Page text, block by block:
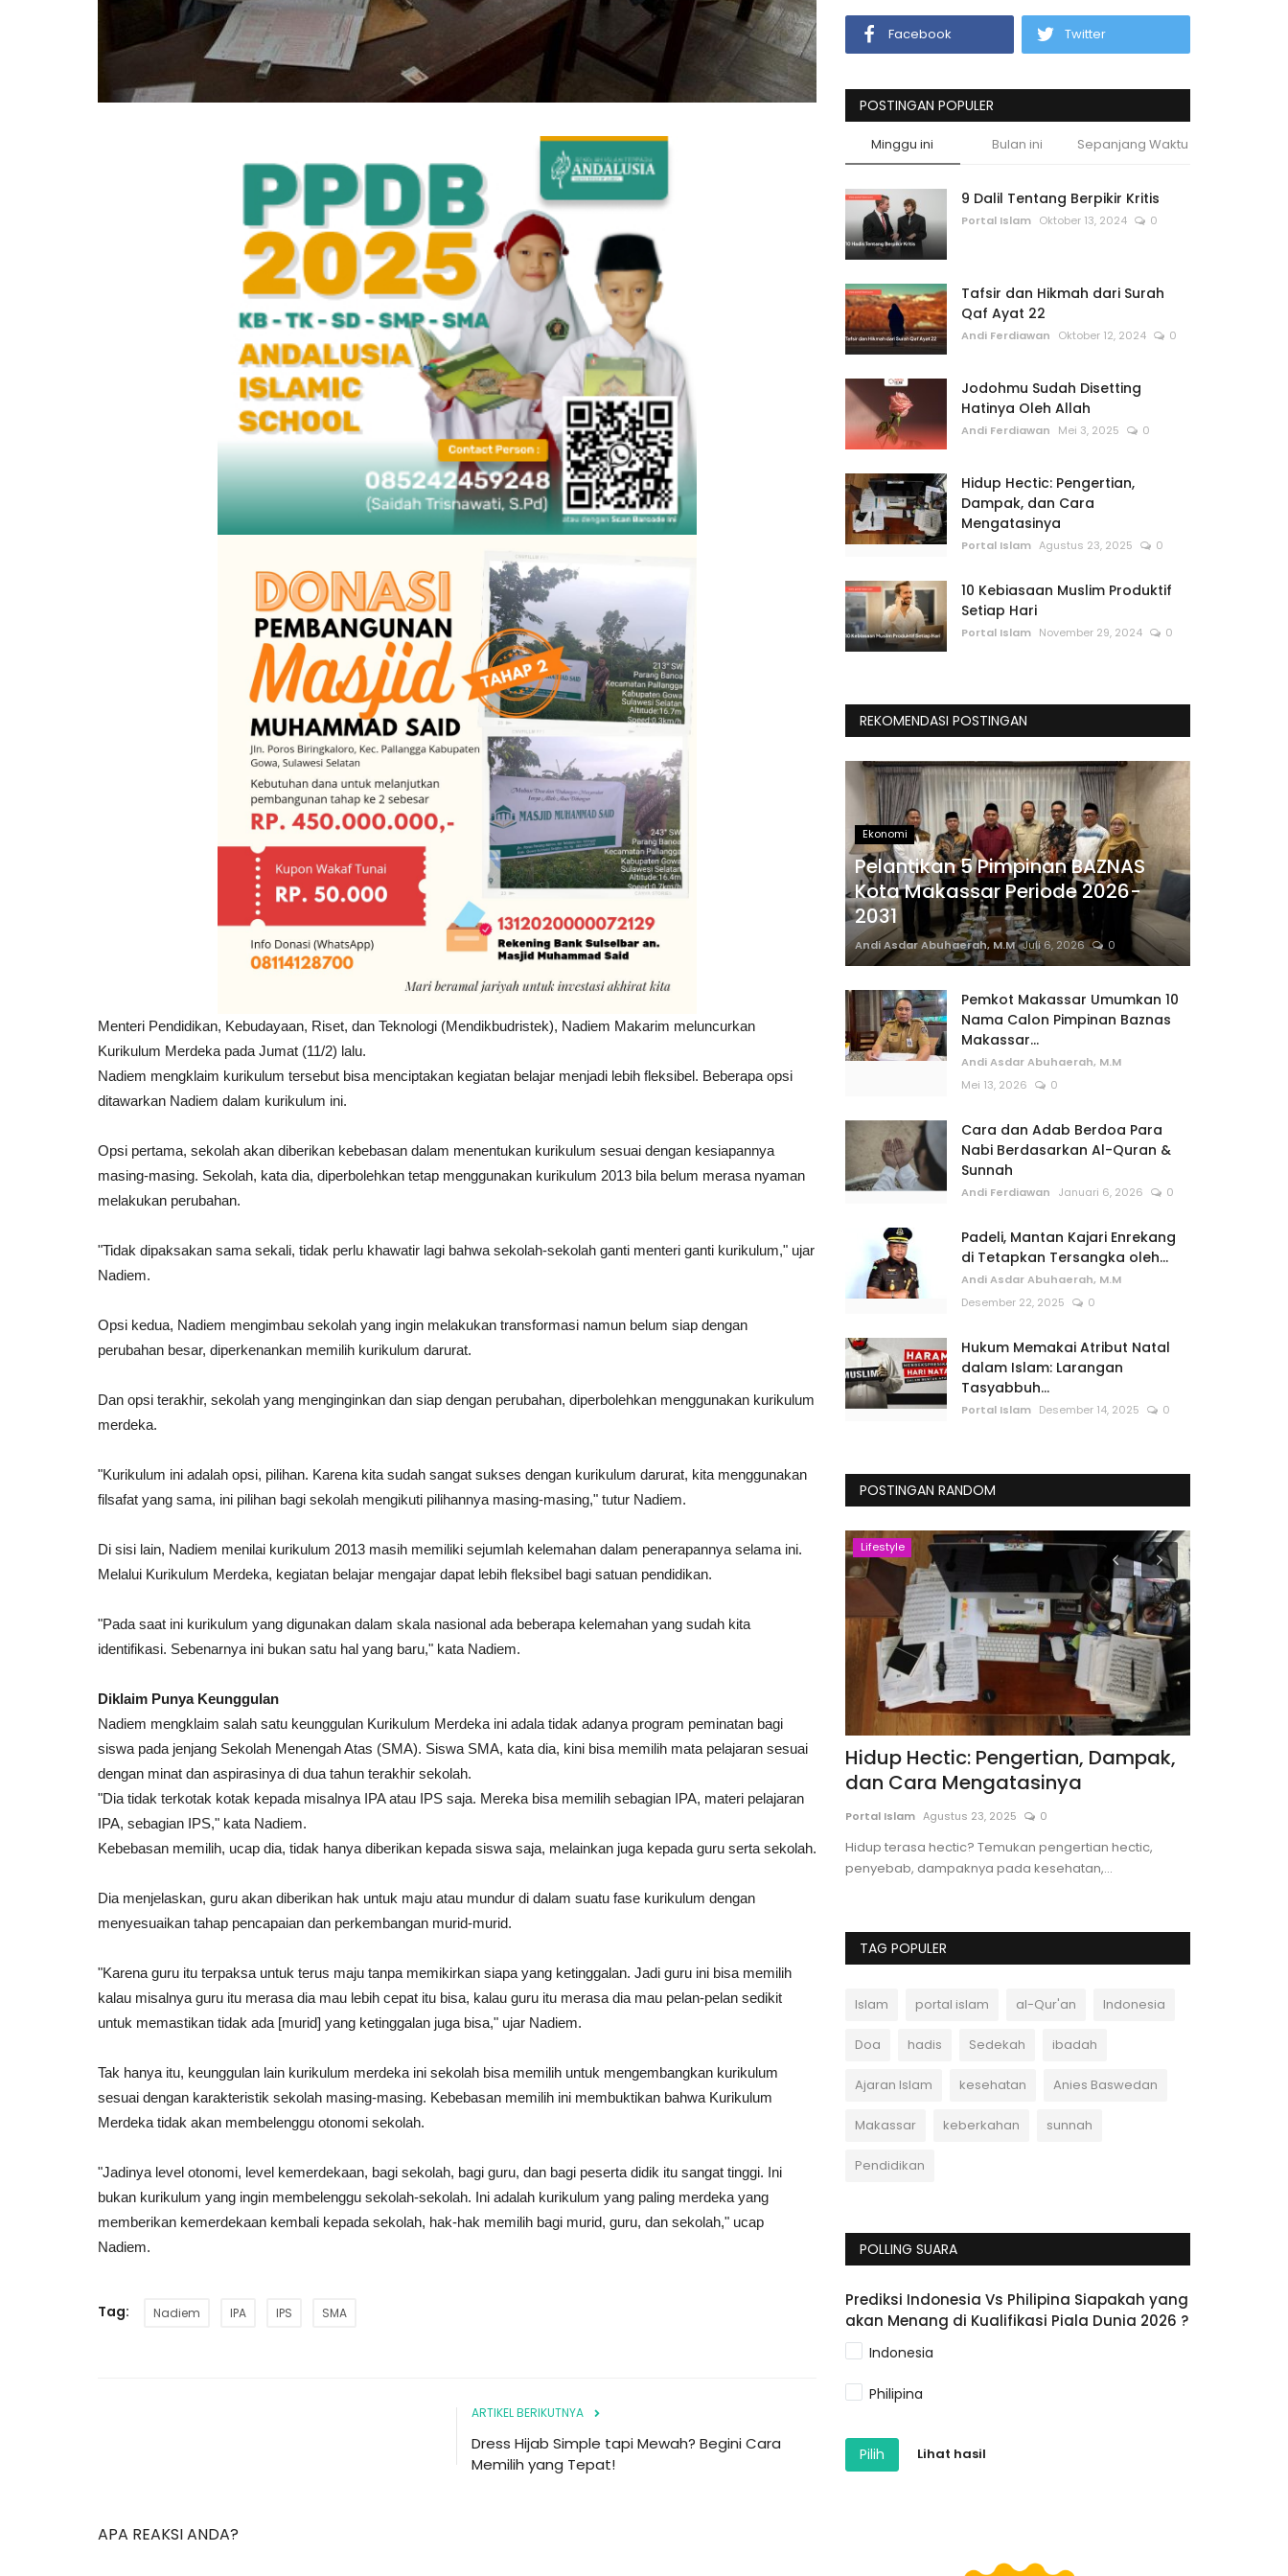
Menteri Pendidikan, Kebudayaan, Riset, dan Teknologi (Mendikbudristek), Nadiem Makarim meluncurkan
Kurikulum Merdeka pada Jumat (11/2) lalu.
Nadiem mengklaim kurikulum tersebut bisa menciptakan kegiatan belajar menjadi lebih fleksibel. Beberapa opsi
ditawarkan Nadiem dalam kurikulum ini.
Opsi pertama, sekolah akan diberikan kebebasan dalam menentukan kurikulum sesuai dengan kesiapannya
masing-masing. Sekolah, kata dia, diperbolehkan tetap menggunakan kurikulum 2013 bila belum merasa nyaman
melakukan perubahan.
"Tidak dipaksakan sama sekali, tidak perlu khawatir lagi bahwa sekolah-sekolah ganti menteri ganti kurikulum," ujar
Nadiem.
Opsi kedua, Nadiem mengimbau sekolah yang ingin melakukan transformasi namun belum siap dengan
perubahan besar, diperkenankan memilih kurikulum darurat.
Dan opsi terakhir, sekolah yang menginginkan dan siap dengan perubahan, diperbolehkan menggunakan kurikulum
merdeka.
"Kurikulum ini adalah opsi, pilihan. Karena kita sudah sangat sukses dengan kurikulum darurat, kita menggunakan
filsafat yang sama, ini pilihan bagi sekolah mengikuti pilihannya masing-masing," tutur Nadiem.
Di sisi lain, Nadiem menilai kurikulum 2013 masih memiliki sejumlah kelemahan dalam penerapannya selama ini.
Melalui Kurikulum Merdeka, kegiatan belajar mengajar dapat lebih fleksibel bagi satuan pendidikan.
"Pada saat ini kurikulum yang digunakan dalam skala nasional ada beberapa kelemahan yang sudah kita
identifikasi. Sebenarnya ini bukan satu hal yang baru," kata Nadiem.
Diklaim Punya Keunggulan
Nadiem mengklaim salah satu keunggulan Kurikulum Merdeka ini adala tidak adanya program peminatan bagi
siswa pada jenjang Sekolah Menengah Atas (SMA). Siswa SMA, kata dia, kini bisa memilih mata pelajaran sesuai
dengan minat dan aspirasinya di dua tahun terakhir sekolah.
"Dia tidak terkotak kotak kepada misalnya IPA atau IPS saja. Mereka bisa memilih sebagian IPA, materi pelajaran
IPA, sebagian IPS," kata Nadiem.
Kebebasan memilih, ucap dia, tidak hanya diberikan kepada siswa saja, melainkan juga kepada guru serta sekolah.
Dia menjelaskan, guru akan diberikan hak untuk maju atau mundur di dalam suatu fase kurikulum dengan
menyesuaikan tahap pencapaian dan perkembangan murid-murid.
"Karena guru itu terpaksa untuk terus maju tanpa memikirkan siapa yang ketinggalan. Jadi guru ini bisa memilih
kalau misalnya guru itu merasa dia mau lebih cepat itu bisa, kalau guru itu merasa dia mau pelan-pelan sedikit
untuk memastikan tidak ada [murid] yang ketinggalan juga bisa," ujar Nadiem.
Tak hanya itu, keunggulan lain kurikulum merdeka ini sekolah bisa memilih untuk mengembangkan kurikulum
sesuai dengan karakteristik sekolah masing-masing. Kebebasan memilih ini membuktikan bahwa Kurikulum
Merdeka tidak akan membelenggu otonomi sekolah.
"Jadinya level otonomi, level kemerdekaan, bagi sekolah, bagi guru, dan bagi peserta didik itu sangat tinggi. Ini
bukan kurikulum yang ingin membelenggu sekolah-sekolah. Ini adalah kurikulum yang paling merdeka yang
memberikan kemerdekaan kembali kepada sekolah, hak-hak memilih bagi murid, guru, dan sekolah," ucap
Nadiem.
Tag: Nadiem IPA IPS SMA
ARTIKEL BERIKUTNYA
Dress Hijab Simple tapi Mewah? Begini Cara
Memilih yang Tepat!
APA REAKSI ANDA?
Facebook Twitter
POSTINGAN POPULER
Minggu ini Bulan ini Sepanjang Waktu
9 Dalil Tentang Berpikir Kritis
Portal Islam Oktober 13, 2024 0
Tafsir dan Hikmah dari Surah
Qaf Ayat 22
Andi Ferdiawan Oktober 12, 2024 0
Jodohmu Sudah Disetting
Hatinya Oleh Allah
Andi Ferdiawan Mei 3, 2025 0
Hidup Hectic: Pengertian,
Dampak, dan Cara
Mengatasinya
Portal Islam Agustus 23, 2025 0
10 Kebiasaan Muslim Produktif
Setiap Hari
Portal Islam November 29, 2024 0
REKOMENDASI POSTINGAN
Ekonomi
Pelantikan 5 Pimpinan BAZNAS
Kota Makassar Periode 2026-
2031
Andi Asdar Abuhaerah, M.M Juli 6, 2026 0
Pemkot Makassar Umumkan 10
Nama Calon Pimpinan Baznas
Makassar...
Andi Asdar Abuhaerah, M.M
Mei 13, 2026
0
Cara dan Adab Berdoa Para
Nabi Berdasarkan Al-Quran &
Sunnah
Andi Ferdiawan Januari 6, 2026 0
Padeli, Mantan Kajari Enrekang
di Tetapkan Tersangka oleh...
Andi Asdar Abuhaerah, M.M
Desember 22, 2025
0
Hukum Memakai Atribut Natal
dalam Islam: Larangan
Tasyabbuh...
Portal Islam Desember 14, 2025 0
POSTINGAN RANDOM
Tafsir Al-Qur'an
Tafsir Surah Al-Maidah Ayat 2:
Larangan dan Perintah dalam...
Andi Ferdiawan November 23, 2024
Surah Al-Maidah ayat 2 memberikan pedoman
Berita Islam
5 Agen Umroh Bandung yang Oke
Mau berangkat Umroh dari Bandung? Temukan 5
Lifestyle
Hidup Hectic: Pengertian, Dampak,
dan Cara Mengatasinya
Portal Islam Agustus 23, 2025 0
Hidup terasa hectic? Temukan pengertian hectic,
penyebab, dampaknya pada kesehatan,...
TAG POPULER
Islam portal islam al-Qur'an Indonesia
Doa hadis Sedekah ibadah
Ajaran Islam kesehatan Anies Baswedan
Makassar keberkahan sunnah
Pendidikan
POLLING SUARA
Prediksi Indonesia Vs Philipina Siapakah yang
akan Menang di Kualifikasi Piala Dunia 2026 ?
Indonesia
Philipina
Pilih Lihat hasil